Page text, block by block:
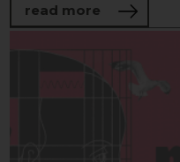
read more about